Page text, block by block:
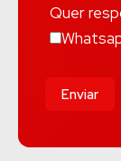
Quer
Enviar